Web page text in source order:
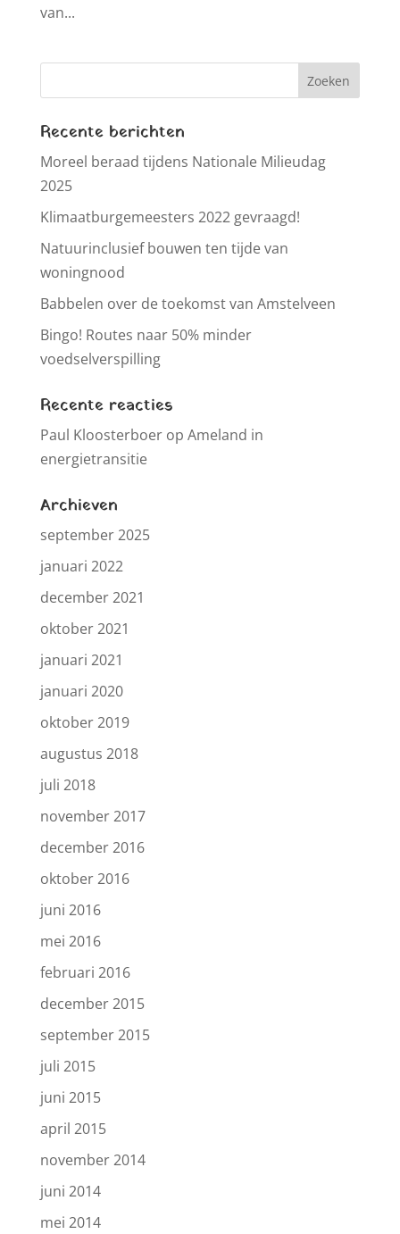
van...
Recente berichten
Moreel beraad tijdens Nationale Milieudag
2025
Klimaatburgemeesters 2022 gevraagd!
Natuurinclusief bouwen ten tijde van
woningnood
Babbelen over de toekomst van Amstelveen
Bingo! Routes naar 50% minder
voedselverspilling
Recente reacties
Paul Kloosterboerop Ameland in
energietransitie
Archieven
september 2025
januari 2022
december 2021
oktober 2021
januari 2021
januari 2020
oktober 2019
augustus 2018
juli 2018
november 2017
december 2016
oktober 2016
juni 2016
mei 2016
februari 2016
december 2015
september 2015
juli 2015
juni 2015
april 2015
november 2014
juni 2014
mei 2014